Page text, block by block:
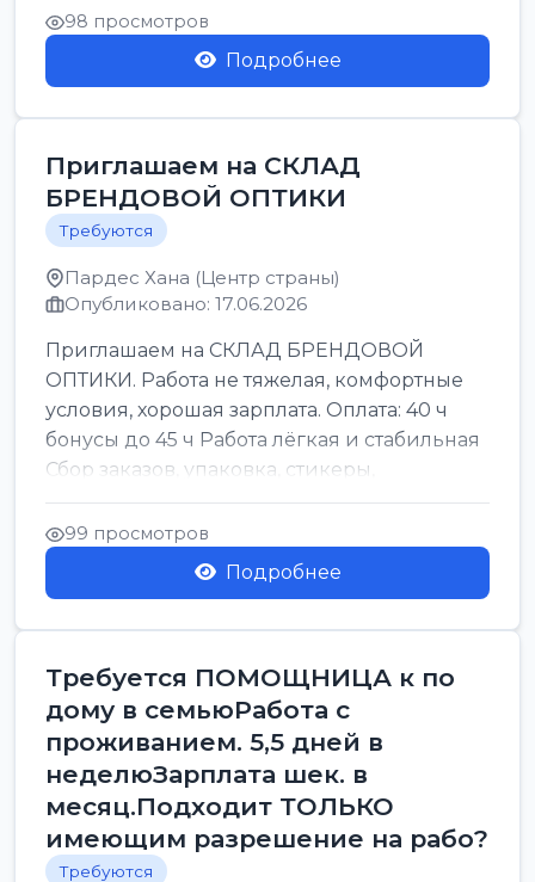
98 просмотров
Подробнее
Приглашаем на СКЛАД
БРЕНДОВОЙ ОПТИКИ
Требуются
Пардес Хана (Центр страны)
Опубликовано: 17.06.2026
Приглашаем на СКЛАД БРЕНДОВОЙ
ОПТИКИ. Работа не тяжелая, комфортные
условия, хорошая зарплата. Оплата: 40 ч
бонусы до 45 ч Работа лёгкая и стабильная
Сбор заказов, упаковка, стикеры,
сортировка Воскре...
99 просмотров
Подробнее
Требуется ПОМОЩНИЦА к по
дому в семьюРабота с
проживанием. 5,5 дней в
неделюЗарплата шек. в
месяц.Подходит ТОЛЬКО
имеющим разрешение на рабо?
Требуются